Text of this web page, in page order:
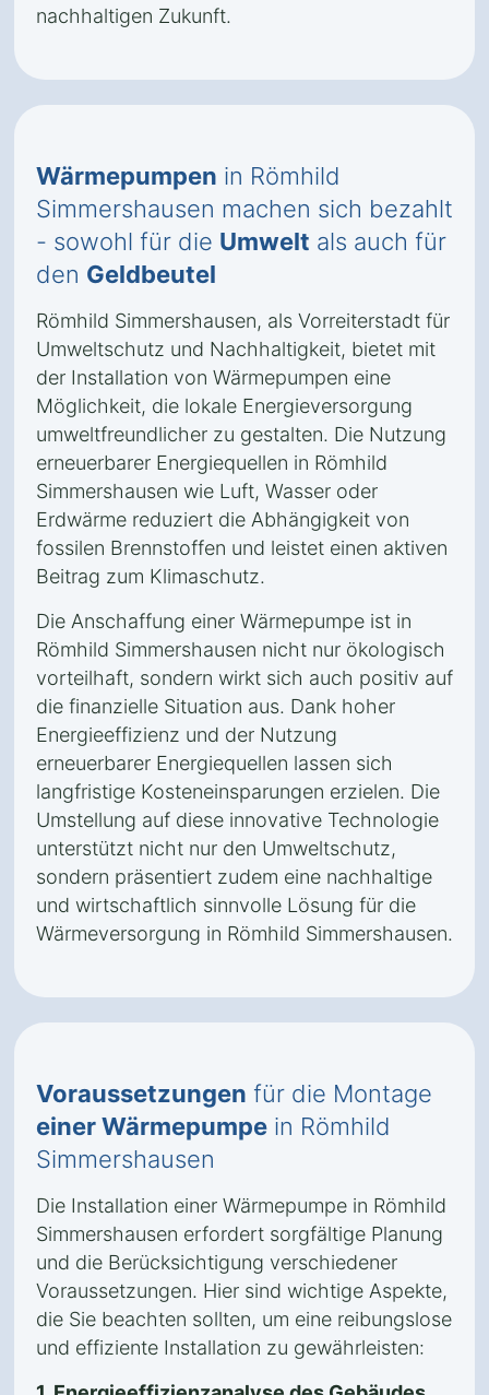
nachhaltigen Zukunft.
Wärmepumpen in Römhild
Simmershausen machen sich bezahlt
- sowohl für die Umwelt als auch für
den Geldbeutel
Römhild Simmershausen, als Vorreiterstadt für
Umweltschutz und Nachhaltigkeit, bietet mit
der Installation von Wärmepumpen eine
Möglichkeit, die lokale Energieversorgung
umweltfreundlicher zu gestalten. Die Nutzung
erneuerbarer Energiequellen in Römhild
Simmershausen wie Luft, Wasser oder
Erdwärme reduziert die Abhängigkeit von
fossilen Brennstoffen und leistet einen aktiven
Beitrag zum Klimaschutz.
Die Anschaffung einer Wärmepumpe ist in
Römhild Simmershausen nicht nur ökologisch
vorteilhaft, sondern wirkt sich auch positiv auf
die finanzielle Situation aus. Dank hoher
Energieeffizienz und der Nutzung
erneuerbarer Energiequellen lassen sich
langfristige Kosteneinsparungen erzielen. Die
Umstellung auf diese innovative Technologie
unterstützt nicht nur den Umweltschutz,
sondern präsentiert zudem eine nachhaltige
und wirtschaftlich sinnvolle Lösung für die
Wärmeversorgung in Römhild Simmershausen.
Voraussetzungen für die Montage
einer Wärmepumpe in Römhild
Simmershausen
Die Installation einer Wärmepumpe in Römhild
Simmershausen erfordert sorgfältige Planung
und die Berücksichtigung verschiedener
Voraussetzungen. Hier sind wichtige Aspekte,
die Sie beachten sollten, um eine reibungslose
und effiziente Installation zu gewährleisten: